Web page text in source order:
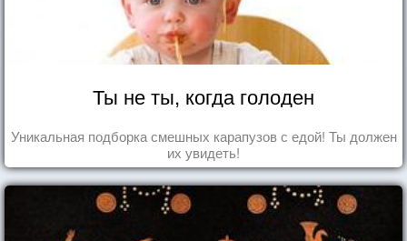
Ты не ты, когда голоден
Уникальная подборка смешных карапузов с едой! Ты должен
их увидеть!